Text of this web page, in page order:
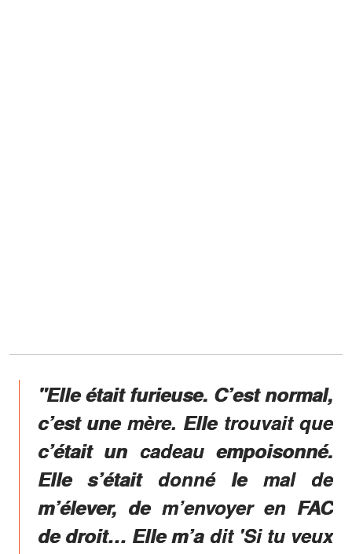
"Elle était furieuse. C’est normal,
c’est une mère. Elle trouvait que
c’était un cadeau empoisonné.
Elle s’était donné le mal de
m’élever, de m’envoyer en FAC
de droit… Elle m’a dit 'Si tu veux